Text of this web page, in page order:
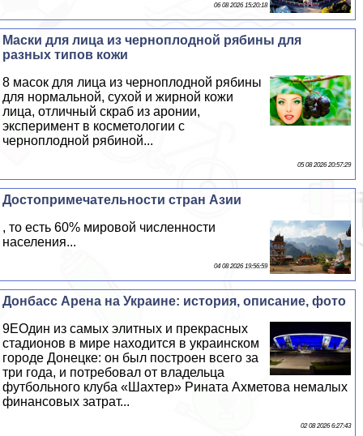
06 08 2026 15:20:18
Маски для лица из черноплодной рябины для
разных типов кожи
8 масок для лица из черноплодной рябины
для нормальной, сухой и жирной кожи
лица, отличный скраб из аронии,
эксперимент в косметологии с
черноплодной рябиной...
05 08 2026 20:57:29
Достопримечательности стран Азии
, то есть 60% мировой численности
населения...
04 08 2026 19:56:59
Донбасс Арена на Украине: история, описание, фото
9EОдин из самых элитных и прекрасных
стадионов в мире находится в украинском
городе Донецке: он был построен всего за
три года, и потребовал от владельца
футбольного клуба «Шахтер» Рината Ахметова немалых
финансовых затрат...
02 08 2026 6:27:43